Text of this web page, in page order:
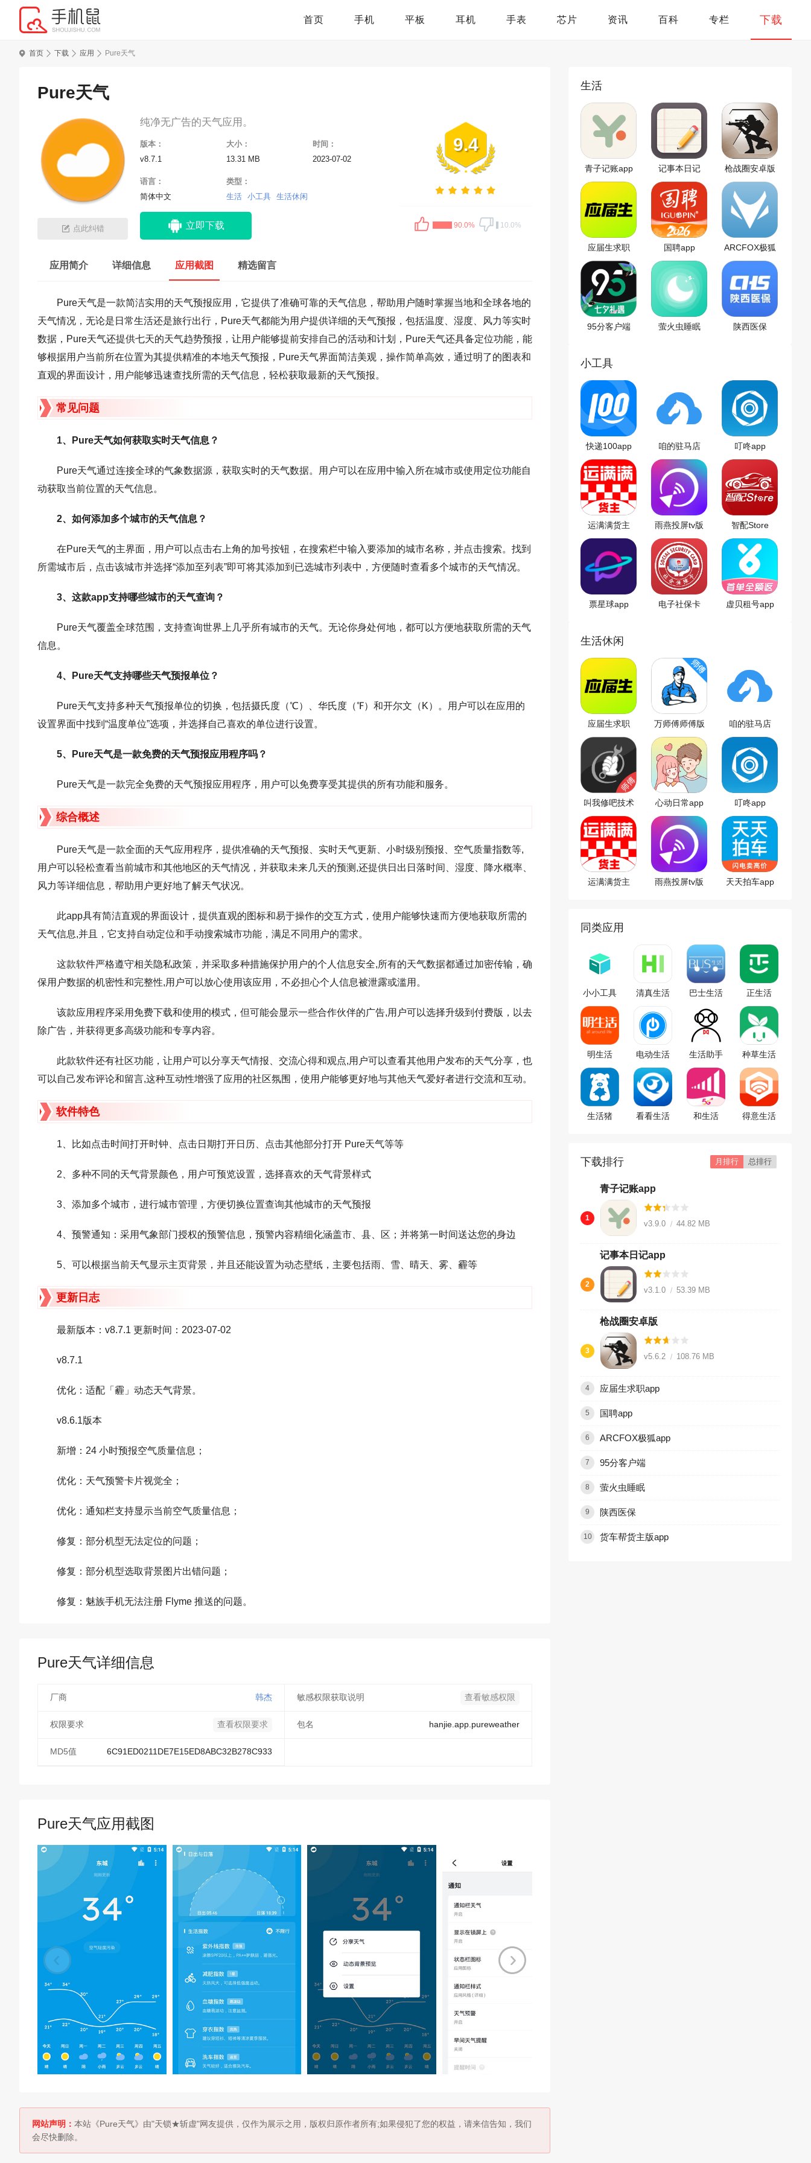
首页 手机 平板 耳机 手表 芯片 资讯 百科 专栏 下载
首页 下载 应用 Pure天气
Pure天气
9.4
90.0% 10.0%
点此纠错
纯净无广告的天气应用。
版本：
v8.7.1
大小：
13.31 MB
时间：
2023-07-02
语言：
简体中文
类型：
生活
小工具 生活休闲
立即下载
应用简介 详细信息 应用截图 精选留言
Pure天气是一款简洁实用的天气预报应用，它提供了准确可靠的天气信息，帮助用户随时掌握当地和全球各地的
天气情况，无论是日常生活还是旅行出行，Pure天气都能为用户提供详细的天气预报，包括温度、湿度、风力等实时
数据，Pure天气还提供七天的天气趋势预报，让用户能够提前安排自己的活动和计划，Pure天气还具备定位功能，能
够根据用户当前所在位置为其提供精准的本地天气预报，Pure天气界面简洁美观，操作简单高效，通过明了的图表和
直观的界面设计，用户能够迅速查找所需的天气信息，轻松获取最新的天气预报。
常见问题
1、Pure天气如何获取实时天气信息？
Pure天气通过连接全球的气象数据源，获取实时的天气数据。用户可以在应用中输入所在城市或使用定位功能自
动获取当前位置的天气信息。
2、如何添加多个城市的天气信息？
在Pure天气的主界面，用户可以点击右上角的加号按钮，在搜索栏中输入要添加的城市名称，并点击搜索。找到
所需城市后，点击该城市并选择“添加至列表”即可将其添加到已选城市列表中，方便随时查看多个城市的天气情况。
3、这款app支持哪些城市的天气查询？
Pure天气覆盖全球范围，支持查询世界上几乎所有城市的天气。无论你身处何地，都可以方便地获取所需的天气
信息。
4、Pure天气支持哪些天气预报单位？
Pure天气支持多种天气预报单位的切换，包括摄氏度（℃）、华氏度（℉）和开尔文（K）。用户可以在应用的
设置界面中找到“温度单位”选项，并选择自己喜欢的单位进行设置。
5、Pure天气是一款免费的天气预报应用程序吗？
Pure天气是一款完全免费的天气预报应用程序，用户可以免费享受其提供的所有功能和服务。
综合概述
Pure天气是一款全面的天气应用程序，提供准确的天气预报、实时天气更新、小时级别预报、空气质量指数等,
用户可以轻松查看当前城市和其他地区的天气情况，并获取未来几天的预测,还提供日出日落时间、湿度、降水概率、
风力等详细信息，帮助用户更好地了解天气状况。
此app具有简洁直观的界面设计，提供直观的图标和易于操作的交互方式，使用户能够快速而方便地获取所需的
天气信息,并且，它支持自动定位和手动搜索城市功能，满足不同用户的需求。
这款软件严格遵守相关隐私政策，并采取多种措施保护用户的个人信息安全,所有的天气数据都通过加密传输，确
保用户数据的机密性和完整性,用户可以放心使用该应用，不必担心个人信息被泄露或滥用。
该款应用程序采用免费下载和使用的模式，但可能会显示一些合作伙伴的广告,用户可以选择升级到付费版，以去
除广告，并获得更多高级功能和专享内容。
此款软件还有社区功能，让用户可以分享天气情报、交流心得和观点,用户可以查看其他用户发布的天气分享，也
可以自己发布评论和留言,这种互动性增强了应用的社区氛围，使用户能够更好地与其他天气爱好者进行交流和互动。
软件特色
1、比如点击时间打开时钟、点击日期打开日历、点击其他部分打开 Pure天气等等
2、多种不同的天气背景颜色，用户可预览设置，选择喜欢的天气背景样式
3、添加多个城市，进行城市管理，方便切换位置查询其他城市的天气预报
4、预警通知：采用气象部门授权的预警信息，预警内容精细化涵盖市、县、区；并将第一时间送达您的身边
5、可以根据当前天气显示主页背景，并且还能设置为动态壁纸，主要包括雨、雪、晴天、雾、霾等
更新日志
最新版本：v8.7.1 更新时间：2023-07-02
v8.7.1
优化：适配「霾」动态天气背景。
v8.6.1版本
新增：24 小时预报空气质量信息；
优化：天气预警卡片视觉全；
优化：通知栏支持显示当前空气质量信息；
修复：部分机型无法定位的问题；
修复：部分机型选取背景图片出错问题；
修复：魅族手机无法注册 Flyme 推送的问题。
Pure天气详细信息
厂商 韩杰 敏感权限获取说明 查看敏感权限
权限要求 查看权限要求 包名 hanjie.app.pureweather
MD5值 6C91ED0211DE7E15ED8ABC32B278C933
Pure天气应用截图
网站声明： 本站《Pure天气》由"天锁★斩虚"网友提供，仅作为展示之用，版权归原作者所有;如果侵犯了您的权益，请来信告知，我们
会尽快删除。
生活
青子记账app
记事本日记
app
枪战圈安卓版
应届生求职
app
国聘app
ARCFOX极狐
app
95分客户端 萤火虫睡眠 陕西医保
小工具
快递100app
咱的驻马店
app
叮咚app
运满满货主
app
雨燕投屏tv版 智配Store
票星球app
电子社保卡
虚贝租号app
生活休闲
应届生求职
app
万师傅师傅版
app
咱的驻马店
app
叫我修吧技术
端
心动日常app 叮咚app
运满满货主
雨燕投屏tv版 天天拍车app
同类应用
小小工具
箱
清真生活 巴士生活 正生活
明生活 电动生活 生活助手 种草生活
生活猪 看看生活 和生活 得意生活
下载排行 月排行 总排行
青子记账app
1
v3.9.0 44.82 MB
记事本日记app
2
v3.1.0 53.39 MB
枪战圈安卓版
3
v5.6.2 108.76 MB
应届生求职app
4
国聘app
5
ARCFOX极狐app
6
95分客户端
7
萤火虫睡眠
8
陕西医保
9
货车帮货主版app
10